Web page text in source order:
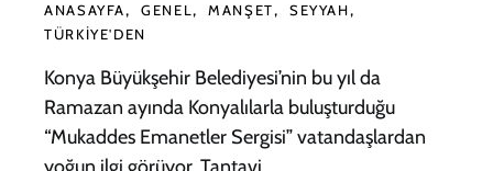
ANASAYFA GENEL MANŞET
SEYYAH
TÜRKIYE'DEN
Konya Büyükşehir Belediyesi’nin bu yıl da
Ramazan ayında Konyalılarla buluşturduğu
“Mukaddes Emanetler Sergisi” vatandaşlardan